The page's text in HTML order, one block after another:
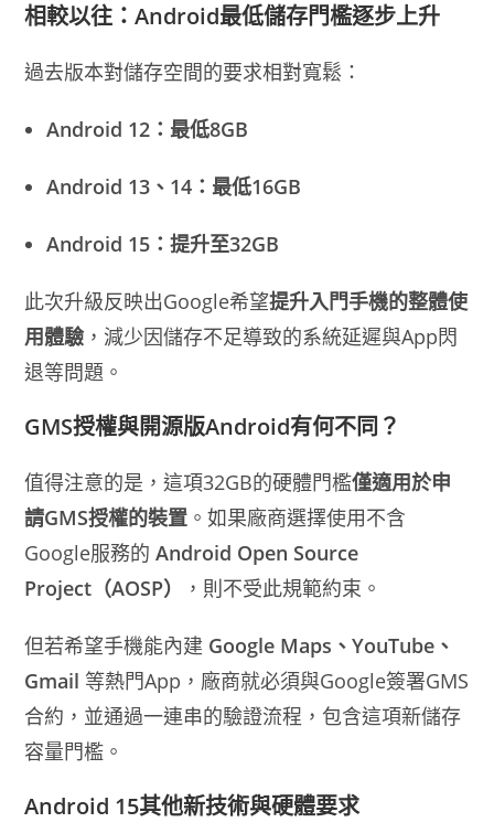
相較以往：Android最低儲存門檻逐步上升
過去版本對儲存空間的要求相對寬鬆：
Android 12：最低8GB
Android 13、14：最低16GB
Android 15：提升至32GB
此次升級反映出Google希望提升入門手機的整體使
用體驗 ，減少因儲存不足導致的系統延遲與App閃
退等問題。
GMS授權與開源版Android有何不同？
值得注意的是，這項32GB的硬體門檻僅適用於申
請GMS授權的裝置 。如果廠商選擇使用不含
Google服務的Android Open Source
Project（AOSP）
，則不受此規範約束。
但若希望手機能內建 Google Maps、YouTube、
Gmail 等熱門App，廠商就必須與Google簽署GMS
合約，並通過一連串的驗證流程，包含這項新儲存
容量門檻。
Android 15其他新技術與硬體要求